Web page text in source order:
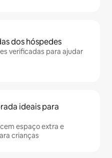
dos hóspedes
verificadas para ajudar
ideais para
espaço extra e
crianças